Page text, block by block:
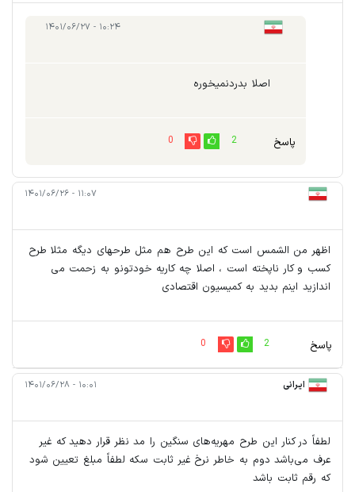
۱۰:۲۴ - ۱۴۰۱/۰۶/۲۷
اصلا بدردنمیخوره
پاسخ 2
0
۱۱:۰۷ - ۱۴۰۱/۰۶/۲۶
اظهر من الشمس است که این طرح هم مثل طرحهای دیگه مثلا طرح
کسب و کار ناپخته است ، اصلا چه کاریه خودتونو به زحمت می
اندازید اینم بدید به کمیسیون اقتصادی
پاسخ 2
0
ایرانی ۱۰:۰۱ - ۱۴۰۱/۰۶/۲۸
لطفاً در کنار این طرح مهریه‌های سنگین را مد نظر قرار دهید که غیر
عرف می‌باشد دوم به خاطر نرخ غیر ثابت سکه لطفاً مبلغ تعیین شود
که رقم ثابت باشد